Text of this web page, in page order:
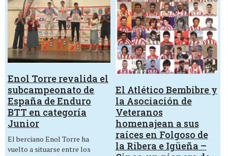
Enol Torre revalida el
subcampeonato de
España de Enduro
BTT en categoría
Junior
El berciano Enol Torre ha
vuelto a situarse entre los
El Atlético Bembibre y
la Asociación de
Veteranos
homenajean a sus
raíces en Folgoso de
la Ribera e Igüeña –